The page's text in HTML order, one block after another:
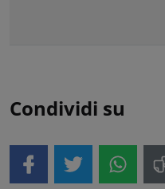
Condividi su